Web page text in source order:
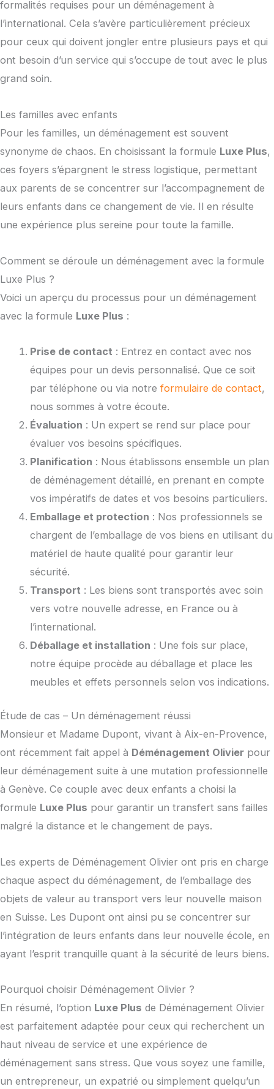
formalités requises pour un déménagement à
l’international. Cela s’avère particulièrement précieux
pour ceux qui doivent jongler entre plusieurs pays et qui
ont besoin d’un service qui s’occupe de tout avec le plus
grand soin.
Les familles avec enfants
Pour les familles, un déménagement est souvent
synonyme de chaos. En choisissant la formule Luxe Plus,
ces foyers s’épargnent le stress logistique, permettant
aux parents de se concentrer sur l’accompagnement de
leurs enfants dans ce changement de vie. Il en résulte
une expérience plus sereine pour toute la famille.
Comment se déroule un déménagement avec la formule
Luxe Plus ?
Voici un aperçu du processus pour un déménagement
avec la formule Luxe Plus :
Prise de contact : Entrez en contact avec nos
équipes pour un devis personnalisé. Que ce soit
par téléphone ou via notreformulaire de contact,
nous sommes à votre écoute.
Évaluation : Un expert se rend sur place pour
évaluer vos besoins spécifiques.
Planification : Nous établissons ensemble un plan
de déménagement détaillé, en prenant en compte
vos impératifs de dates et vos besoins particuliers.
Emballage et protection : Nos professionnels se
chargent de l’emballage de vos biens en utilisant du
matériel de haute qualité pour garantir leur
sécurité.
Transport : Les biens sont transportés avec soin
vers votre nouvelle adresse, en France ou à
l’international.
Déballage et installation : Une fois sur place,
notre équipe procède au déballage et place les
meubles et effets personnels selon vos indications.
Étude de cas – Un déménagement réussi
Monsieur et Madame Dupont, vivant à Aix-en-Provence,
ont récemment fait appel à Déménagement Olivier pour
leur déménagement suite à une mutation professionnelle
à Genève. Ce couple avec deux enfants a choisi la
formule Luxe Plus pour garantir un transfert sans failles
malgré la distance et le changement de pays.
Les experts de Déménagement Olivier ont pris en charge
chaque aspect du déménagement, de l’emballage des
objets de valeur au transport vers leur nouvelle maison
en Suisse. Les Dupont ont ainsi pu se concentrer sur
l’intégration de leurs enfants dans leur nouvelle école, en
ayant l’esprit tranquille quant à la sécurité de leurs biens.
Pourquoi choisir Déménagement Olivier ?
En résumé, l’option Luxe Plus de Déménagement Olivier
est parfaitement adaptée pour ceux qui recherchent un
haut niveau de service et une expérience de
déménagement sans stress. Que vous soyez une famille,
un entrepreneur, un expatrié ou simplement quelqu’un